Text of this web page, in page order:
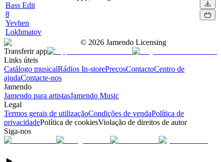
Bass Edit
8
Yevhen
Lokhmatov
© 2026 Jamendo Licensing
Transferir app
Links úteis
Catálogo musicalRádios In-storePreçosContactoCentro de
ajudaContacte-nos
Jamendo
Jamendo para artistasJamendo Music
Legal
Termos gerais de utilizaçãoCondições de vendaPolítica de
privacidadePolítica de cookiesViolação de direitos de autor
Siga-nos